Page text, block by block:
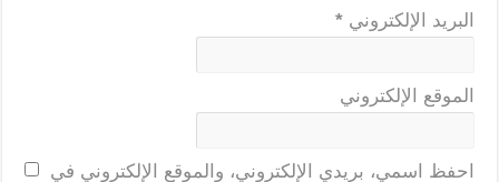
البريد الإلكتروني *
الموقع الإلكتروني
احفظ اسمي، بريدي الإلكتروني، والموقع الإلكتروني في